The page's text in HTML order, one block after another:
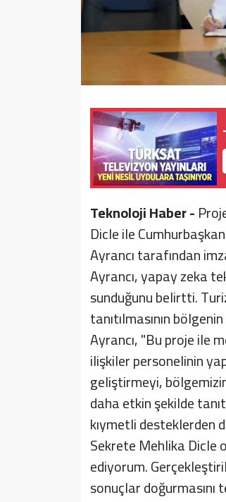
Teknoloji Haber -
Dicle ile
Ayrancı tarafından
Ayrancı, yapay zeka
sunduğunu belirtti.
tanıtılmasının
Ayrancı, "Bu proje ile
ilişkiler personelinin
geliştirmeyi,
daha etkin şekilde
kıymetli desteklerden
Sekrete Mehlika Dicle
ediyorum.
sonuçlar